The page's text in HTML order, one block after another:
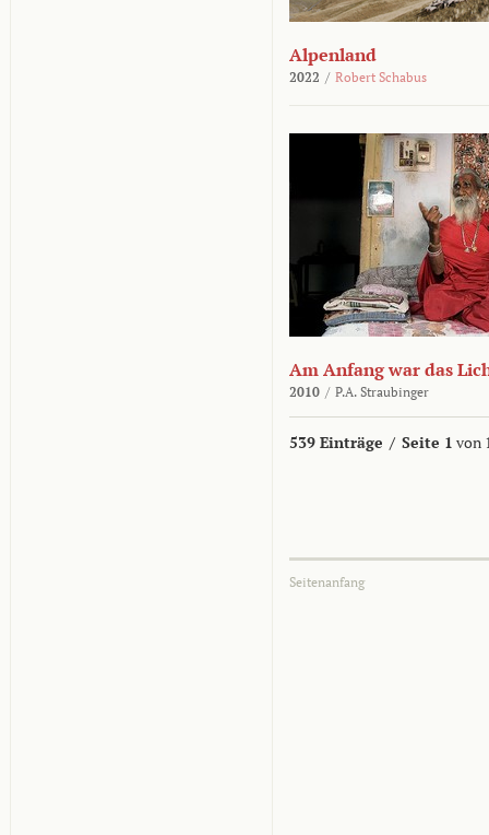
Alpenland
2022 / Robert Schabus
Am Anfang war das
2010 / P.A. Straubinger
539 Einträge / Seite 1 von
Seitenanfang